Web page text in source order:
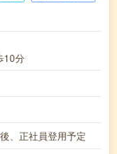
10分
、正社員登用予定